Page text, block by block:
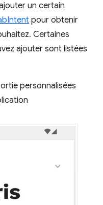
un certain
pour obtenir
Certaines
ajouter sont listées
personnalisées